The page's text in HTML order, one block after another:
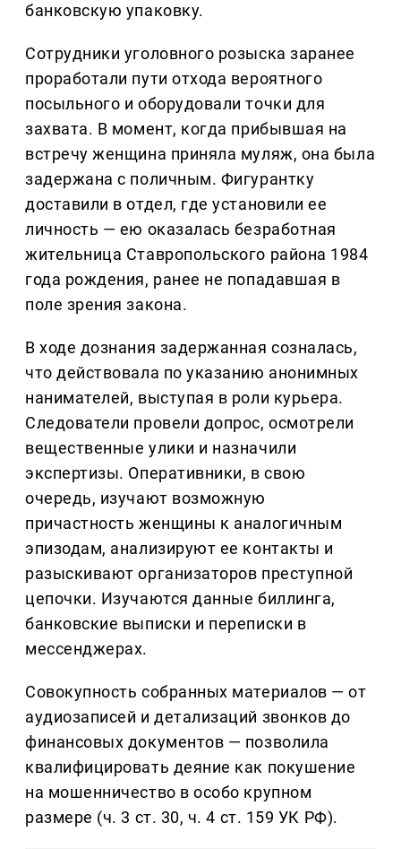
банковскую упаковку.
Сотрудники уголовного розыска заранее
проработали пути отхода вероятного
посыльного и оборудовали точки для
захвата. В момент, когда прибывшая на
встречу женщина приняла муляж, она была
задержана с поличным. Фигурантку
доставили в отдел, где установили ее
личность — ею оказалась безработная
жительница Ставропольского района 1984
года рождения, ранее не попадавшая в
поле зрения закона.
В ходе дознания задержанная созналась,
что действовала по указанию анонимных
нанимателей, выступая в роли курьера.
Следователи провели допрос, осмотрели
вещественные улики и назначили
экспертизы. Оперативники, в свою
очередь, изучают возможную
причастность женщины к аналогичным
эпизодам, анализируют ее контакты и
разыскивают организаторов преступной
цепочки. Изучаются данные биллинга,
банковские выписки и переписки в
мессенджерах.
Совокупность собранных материалов — от
аудиозаписей и детализаций звонков до
финансовых документов — позволила
квалифицировать деяние как покушение
на мошенничество в особо крупном
размере (ч. 3 ст. 30, ч. 4 ст. 159 УК РФ).